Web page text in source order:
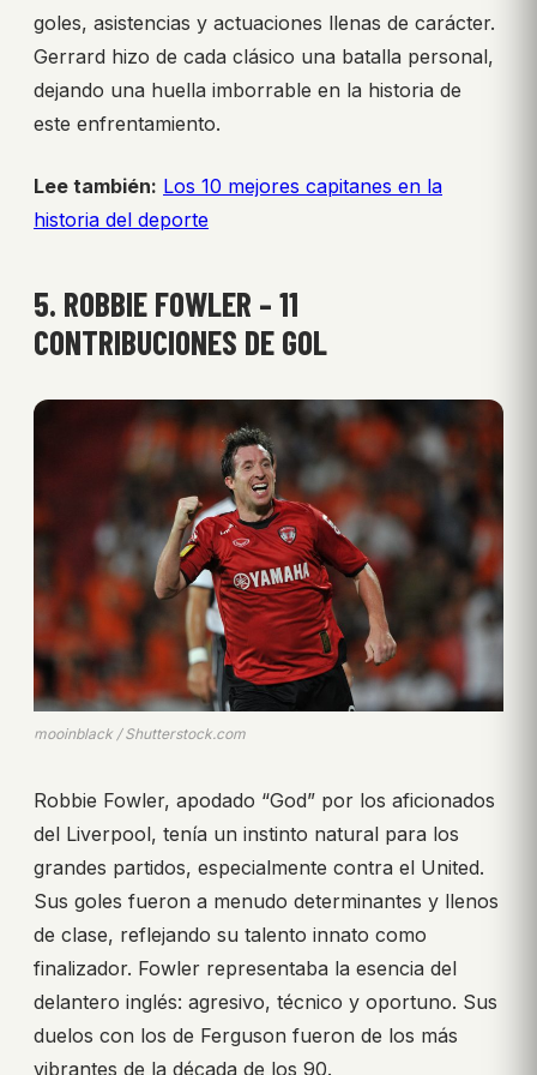
goles, asistencias y actuaciones llenas de carácter.
Gerrard hizo de cada clásico una batalla personal,
dejando una huella imborrable en la historia de
este enfrentamiento.
Lee también: Los 10 mejores capitanes en la
historia del deporte
5. ROBBIE FOWLER – 11
CONTRIBUCIONES DE GOL
mooinblack / Shutterstock.com
Robbie Fowler, apodado “God” por los aficionados
del Liverpool, tenía un instinto natural para los
grandes partidos, especialmente contra el United.
Sus goles fueron a menudo determinantes y llenos
de clase, reflejando su talento innato como
finalizador. Fowler representaba la esencia del
delantero inglés: agresivo, técnico y oportuno. Sus
duelos con los de Ferguson fueron de los más
vibrantes de la década de los 90.